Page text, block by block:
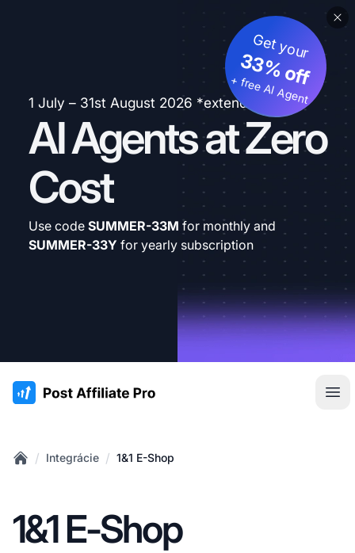
1 July – 31st August 2026 *extended
AI Agents at Zero
Cost
Get your
33% off
+ free AI Agent
Use code SUMMER-33M for monthly and
SUMMER-33Y for yearly subscription
:site.title
/ Integrácie / 1&1 E-Shop
1&1 E-Shop